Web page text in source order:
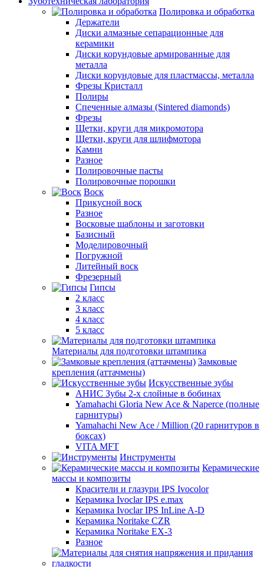
Полировка и обработка
Держатели
Диски алмазные сепарационные для
керамики
Диски корундовые армированные для
металла
Диски корундовые для пластмассы, металла
Фрезы Кристалл
Полиры
Спеченные алмазы (Sintered diamonds)
Фрезы
Щетки, круги для микромотора
Щетки, круги для шлифмотора
Камни
Разное
Полировочные пасты
Полировочные порошки
Воск
Прикусной воск
Разное
Восковые шаблоны и заготовки
Базисный
Моделировочный
Погружной
Литейный воск
Фрезерный
Гипсы
2 класс
3 класс
4 класс
5 класс
Материалы для подготовки штампика
Замковые
крепления (аттачмены)
Искусственные зубы
АНИС Зубы 2-х слойные в бобинах
Yamahachi Gloria New Ace & Naperce (полные
гарнитуры)
Yamahachi New Ace / Million (20 гарнитуров в
боксах)
VITA MFT
Инструменты
Керамические
массы и композиты
Красители и глазури IPS Ivocolor
Керамика Ivoclar IPS e.max
Керамика Ivoclar IPS InLine A-D
Керамика Noritake CZR
Керамика Noritake EX-3
Разное